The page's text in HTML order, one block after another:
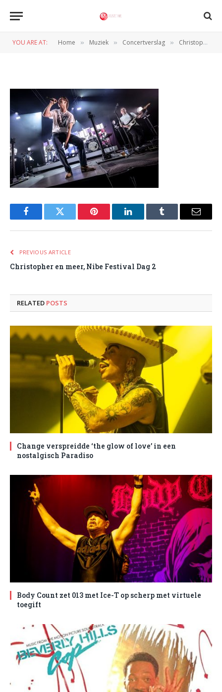
YOU ARE AT: Home » Muziek » Concertverslag » Christopher en meer, Nibe Festival Dag 2
03072025-Martin_Damgaard (2
FacebookTwitter Pinterest LinkedInTumblr Email
PREVIOUS ARTICLE
Christopher en meer, Nibe Festival Dag 2
RELATED POSTS
Change verspreidde ‘the glow of love’ in een
nostalgisch Paradiso
Body Count zet 013 met Ice-T op scherp met virtuele
toegift